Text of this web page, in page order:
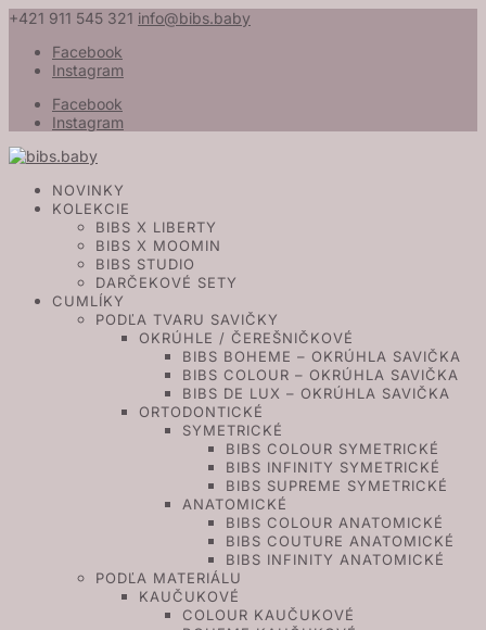
+421 911 545 321 info@bibs.baby
Facebook
Instagram
Facebook
Instagram
NOVINKY
KOLEKCIE
BIBS X LIBERTY
BIBS X MOOMIN
BIBS STUDIO
DARČEKOVÉ SETY
CUMLÍKY
PODĽA TVARU SAVIČKY
OKRÚHLE / ČEREŠNIČKOVÉ
BIBS BOHEME – OKRÚHLA SAVIČKA
BIBS COLOUR – OKRÚHLA SAVIČKA
BIBS DE LUX – OKRÚHLA SAVIČKA
ORTODONTICKÉ
SYMETRICKÉ
BIBS COLOUR SYMETRICKÉ
BIBS INFINITY SYMETRICKÉ
BIBS SUPREME SYMETRICKÉ
ANATOMICKÉ
BIBS COLOUR ANATOMICKÉ
BIBS COUTURE ANATOMICKÉ
BIBS INFINITY ANATOMICKÉ
PODĽA MATERIÁLU
KAUČUKOVÉ
COLOUR KAUČUKOVÉ